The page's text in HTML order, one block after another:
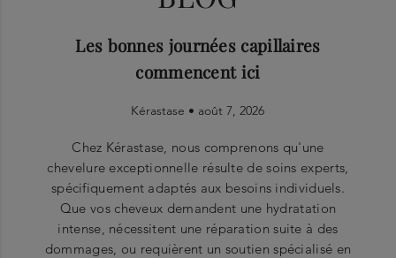
Les bonnes journées capillaires
commencent ici
Kérastase • août 7, 2026
Chez Kérastase, nous comprenons qu'une
chevelure exceptionnelle résulte de soins experts,
spécifiquement adaptés aux besoins individuels.
Que vos cheveux demandent une hydratation
intense, nécessitent une réparation suite à des
dommages, ou requièrent un soutien spécialisé en